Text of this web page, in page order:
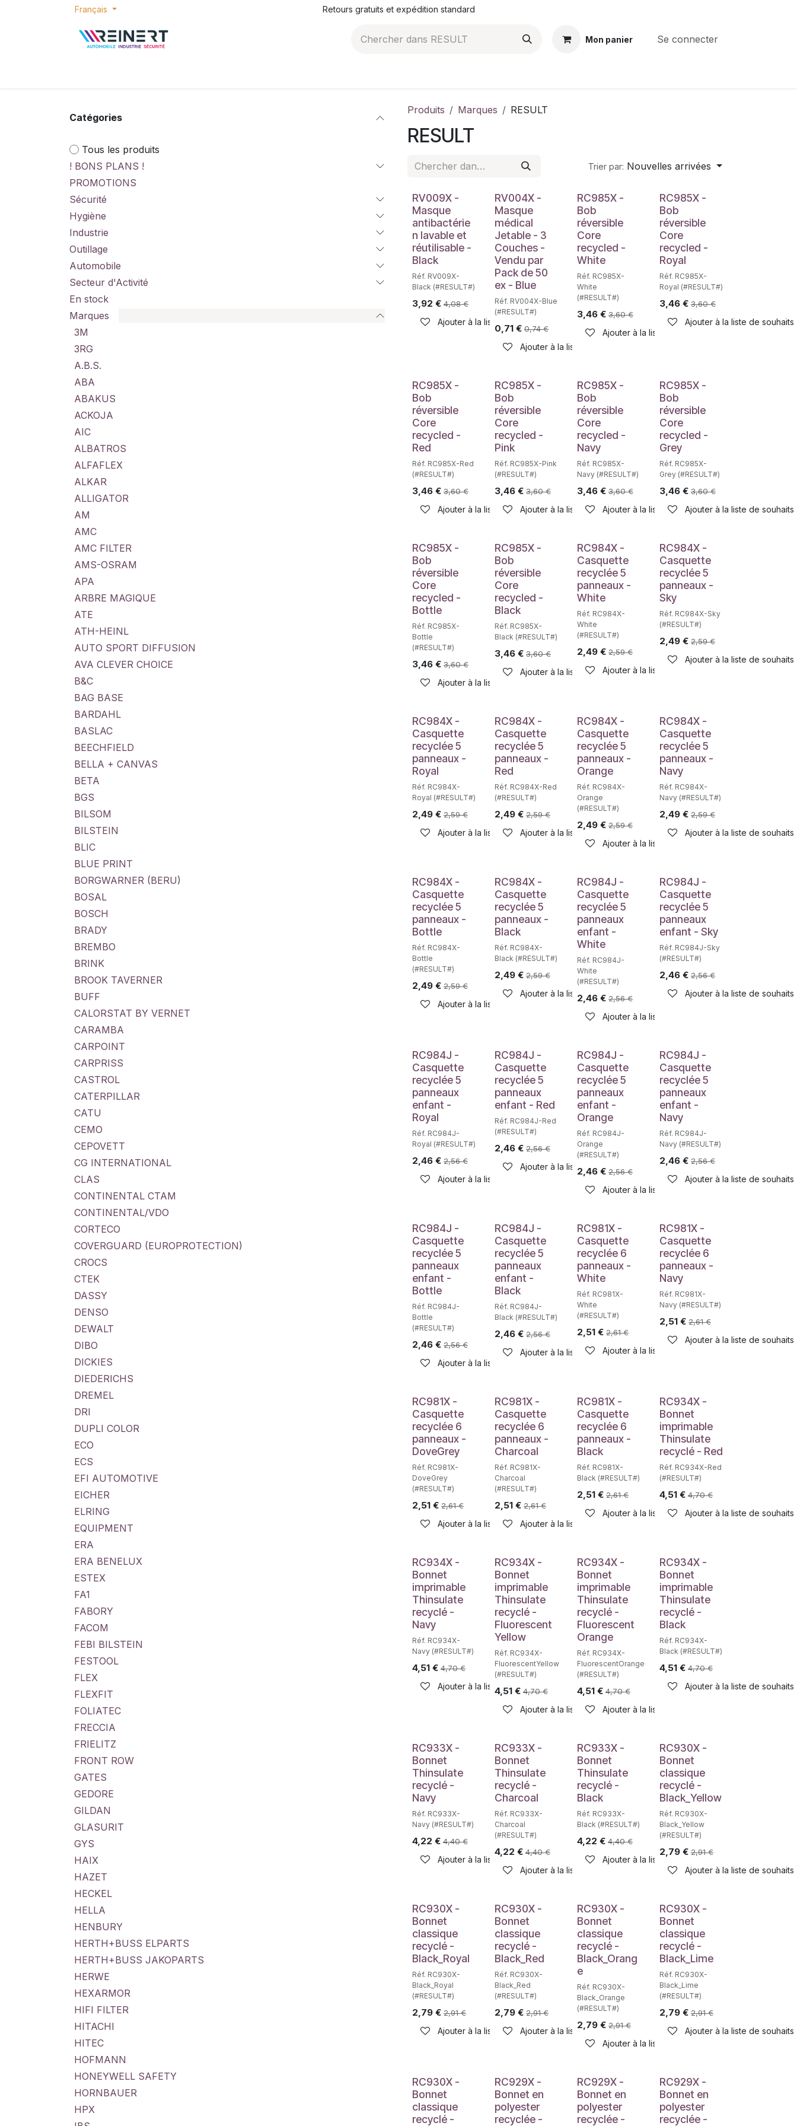
Se rendre au contenu
Français Retours gratuits et expédition standard
Mon panier Se connecter
Catégories
Tous les produits
! BONS PLANS !
PROMOTIONS
Sécurité
Hygiène
Industrie
Outillage
Automobile
Secteur d'Activité
En stock
Marques
3M
3RG
A.B.S.
ABA
ABAKUS
ACKOJA
AIC
ALBATROS
ALFAFLEX
ALKAR
ALLIGATOR
AM
AMC
AMC FILTER
AMS-OSRAM
APA
ARBRE MAGIQUE
ATE
ATH-HEINL
AUTO SPORT DIFFUSION
AVA CLEVER CHOICE
B&C
BAG BASE
BARDAHL
BASLAC
BEECHFIELD
BELLA + CANVAS
BETA
BGS
BILSOM
BILSTEIN
BLIC
BLUE PRINT
BORGWARNER (BERU)
BOSAL
BOSCH
BRADY
BREMBO
BRINK
BROOK TAVERNER
BUFF
CALORSTAT BY VERNET
CARAMBA
CARPOINT
CARPRISS
CASTROL
CATERPILLAR
CATU
CEMO
CEPOVETT
CG INTERNATIONAL
CLAS
CONTINENTAL CTAM
CONTINENTAL/VDO
CORTECO
COVERGUARD (EUROPROTECTION)
CROCS
CTEK
DASSY
DENSO
DEWALT
DIBO
DICKIES
DIEDERICHS
DREMEL
DRI
DUPLI COLOR
ECO
ECS
EFI AUTOMOTIVE
EICHER
ELRING
EQUIPMENT
ERA
ERA BENELUX
ESTEX
FA1
FABORY
FACOM
FEBI BILSTEIN
FESTOOL
FLEX
FLEXFIT
FOLIATEC
FRECCIA
FRIELITZ
FRONT ROW
GATES
GEDORE
GILDAN
GLASURIT
GYS
HAIX
HAZET
HECKEL
HELLA
HENBURY
HERTH+BUSS ELPARTS
HERTH+BUSS JAKOPARTS
HERWE
HEXARMOR
HIFI FILTER
HITACHI
HITEC
HOFMANN
HONEYWELL SAFETY
HORNBAUER
HPX
Produits Marques RESULT
RESULT
Trier par: Nouvelles arrivées
RV009X -
Masque
antibactérie
n lavable et
réutilisable -
Black
Réf. RV009X-
Black (#RESULT#)
3,92 € 4,08€
Ajouter à la liste de souhaits
RV004X -
Masque
médical
Jetable - 3
Couches -
Vendu par
Pack de 50
ex - Blue
Réf. RV004X-Blue
(#RESULT#)
0,71€ 0,74€
Ajouter à la liste de souhaits
RC985X -
Bob
réversible
Core
recycled -
White
Réf. RC985X-
White
(#RESULT#)
3,46€ 3,60€
Ajouter à la liste de souhaits
RC985X -
Bob
réversible
Core
recycled -
Royal
Réf. RC985X-
Royal (#RESULT#)
3,46€ 3,60€
Ajouter à la liste de souhaits
RC985X -
Bob
réversible
Core
recycled -
Red
Réf. RC985X-Red
(#RESULT#)
3,46 € 3,60€
Ajouter à la liste de souhaits
RC985X -
Bob
réversible
Core
recycled -
Pink
Réf. RC985X-Pink
(#RESULT#)
3,46€ 3,60€
Ajouter à la liste de souhaits
RC985X -
Bob
réversible
Core
recycled -
Navy
Réf. RC985X-
Navy (#RESULT#)
3,46€ 3,60€
Ajouter à la liste de souhaits
RC985X -
Bob
réversible
Core
recycled -
Grey
Réf. RC985X-
Grey (#RESULT#)
3,46€ 3,60€
Ajouter à la liste de souhaits
RC985X -
Bob
réversible
Core
recycled -
Bottle
Réf. RC985X-
Bottle
(#RESULT#)
3,46 € 3,60€
Ajouter à la liste de souhaits
RC985X -
Bob
réversible
Core
recycled -
Black
Réf. RC985X-
Black (#RESULT#)
3,46€ 3,60€
Ajouter à la liste de souhaits
RC984X -
Casquette
recyclée 5
panneaux -
White
Réf. RC984X-
White
(#RESULT#)
2,49€ 2,59€
Ajouter à la liste de souhaits
RC984X -
Casquette
recyclée 5
panneaux -
Sky
Réf. RC984X-Sky
(#RESULT#)
2,49€ 2,59€
Ajouter à la liste de souhaits
RC984X -
Casquette
recyclée 5
panneaux -
Royal
Réf. RC984X-
Royal (#RESULT#)
2,49 € 2,59€
Ajouter à la liste de souhaits
RC984X -
Casquette
recyclée 5
panneaux -
Red
Réf. RC984X-Red
(#RESULT#)
2,49€ 2,59€
Ajouter à la liste de souhaits
RC984X -
Casquette
recyclée 5
panneaux -
Orange
Réf. RC984X-
Orange
(#RESULT#)
2,49€ 2,59€
Ajouter à la liste de souhaits
RC984X -
Casquette
recyclée 5
panneaux -
Navy
Réf. RC984X-
Navy (#RESULT#)
2,49€ 2,59€
Ajouter à la liste de souhaits
RC984X -
Casquette
recyclée 5
panneaux -
Bottle
Réf. RC984X-
Bottle
(#RESULT#)
2,49 € 2,59€
Ajouter à la liste de souhaits
RC984X -
Casquette
recyclée 5
panneaux -
Black
Réf. RC984X-
Black (#RESULT#)
2,49€ 2,59€
Ajouter à la liste de souhaits
RC984J -
Casquette
recyclée 5
panneaux
enfant -
White
Réf. RC984J-
White
(#RESULT#)
2,46€ 2,56€
Ajouter à la liste de souhaits
RC984J -
Casquette
recyclée 5
panneaux
enfant - Sky
Réf. RC984J-Sky
(#RESULT#)
2,46€ 2,56€
Ajouter à la liste de souhaits
RC984J -
Casquette
recyclée 5
panneaux
enfant -
Royal
Réf. RC984J-
Royal (#RESULT#)
2,46 € 2,56€
Ajouter à la liste de souhaits
RC984J -
Casquette
recyclée 5
panneaux
enfant - Red
Réf. RC984J-Red
(#RESULT#)
2,46€ 2,56€
Ajouter à la liste de souhaits
RC984J -
Casquette
recyclée 5
panneaux
enfant -
Orange
Réf. RC984J-
Orange
(#RESULT#)
2,46€ 2,56€
Ajouter à la liste de souhaits
RC984J -
Casquette
recyclée 5
panneaux
enfant -
Navy
Réf. RC984J-
Navy (#RESULT#)
2,46€ 2,56€
Ajouter à la liste de souhaits
RC984J -
Casquette
recyclée 5
panneaux
enfant -
Bottle
Réf. RC984J-
Bottle
(#RESULT#)
2,46 € 2,56€
Ajouter à la liste de souhaits
RC984J -
Casquette
recyclée 5
panneaux
enfant -
Black
Réf. RC984J-
Black (#RESULT#)
2,46€ 2,56€
Ajouter à la liste de souhaits
RC981X -
Casquette
recyclée 6
panneaux -
White
Réf. RC981X-
White
(#RESULT#)
2,51€ 2,61€
Ajouter à la liste de souhaits
RC981X -
Casquette
recyclée 6
panneaux -
Navy
Réf. RC981X-
Navy (#RESULT#)
2,51€ 2,61€
Ajouter à la liste de souhaits
RC981X -
Casquette
recyclée 6
panneaux -
DoveGrey
Réf. RC981X-
DoveGrey
(#RESULT#)
2,51 € 2,61€
Ajouter à la liste de souhaits
RC981X -
Casquette
recyclée 6
panneaux -
Charcoal
Réf. RC981X-
Charcoal
(#RESULT#)
2,51€ 2,61€
Ajouter à la liste de souhaits
RC981X -
Casquette
recyclée 6
panneaux -
Black
Réf. RC981X-
Black (#RESULT#)
2,51€ 2,61€
Ajouter à la liste de souhaits
RC934X -
Bonnet
imprimable
Thinsulate
recyclé - Red
Réf. RC934X-Red
(#RESULT#)
4,51€ 4,70€
Ajouter à la liste de souhaits
RC934X -
Bonnet
imprimable
Thinsulate
recyclé -
Navy
Réf. RC934X-
Navy (#RESULT#)
4,51 € 4,70€
Ajouter à la liste de souhaits
RC934X -
Bonnet
imprimable
Thinsulate
recyclé -
Fluorescent
Yellow
Réf. RC934X-
FluorescentYellow
(#RESULT#)
4,51€ 4,70€
Ajouter à la liste de souhaits
RC934X -
Bonnet
imprimable
Thinsulate
recyclé -
Fluorescent
Orange
Réf. RC934X-
FluorescentOrange
(#RESULT#)
4,51€ 4,70€
Ajouter à la liste de souhaits
RC934X -
Bonnet
imprimable
Thinsulate
recyclé -
Black
Réf. RC934X-
Black (#RESULT#)
4,51€ 4,70€
Ajouter à la liste de souhaits
RC933X -
Bonnet
Thinsulate
recyclé -
Navy
Réf. RC933X-
Navy (#RESULT#)
4,22 € 4,40€
Ajouter à la liste de souhaits
RC933X -
Bonnet
Thinsulate
recyclé -
Charcoal
Réf. RC933X-
Charcoal
(#RESULT#)
4,22 € 4,40€
Ajouter à la liste de souhaits
RC933X -
Bonnet
Thinsulate
recyclé -
Black
Réf. RC933X-
Black (#RESULT#)
4,22 € 4,40€
Ajouter à la liste de souhaits
RC930X -
Bonnet
classique
recyclé -
Black_Yellow
Réf. RC930X-
Black_Yellow
(#RESULT#)
2,79€ 2,91€
Ajouter à la liste de souhaits
RC930X -
Bonnet
classique
recyclé -
Black_Royal
Réf. RC930X-
Black_Royal
(#RESULT#)
2,79 € 2,91€
Ajouter à la liste de souhaits
RC930X -
Bonnet
classique
recyclé -
Black_Red
Réf. RC930X-
Black_Red
(#RESULT#)
2,79€ 2,91€
Ajouter à la liste de souhaits
RC930X -
Bonnet
classique
recyclé -
Black_Orang
e
Réf. RC930X-
Black_Orange
(#RESULT#)
2,79€ 2,91€
Ajouter à la liste de souhaits
RC930X -
Bonnet
classique
recyclé -
Black_Lime
Réf. RC930X-
Black_Lime
(#RESULT#)
2,79€ 2,91€
Ajouter à la liste de souhaits
RC930X -
Bonnet
classique
recyclé -
RC929X -
Bonnet en
polyester
recyclée -
RC929X -
Bonnet en
polyester
recyclée -
RC929X -
Bonnet en
polyester
recyclée -